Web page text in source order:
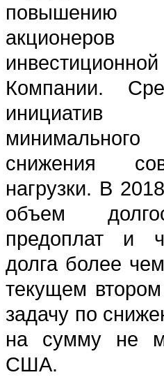
повышению
Компании.
снижения
нагрузки. В
объем
предоплат и
долга более
текущем
задачу по
на сумму не
США.